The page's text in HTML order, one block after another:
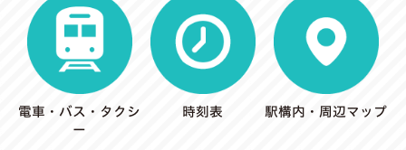
電車・バス・タクシ
ー
時刻表 駅構内・周辺マップ